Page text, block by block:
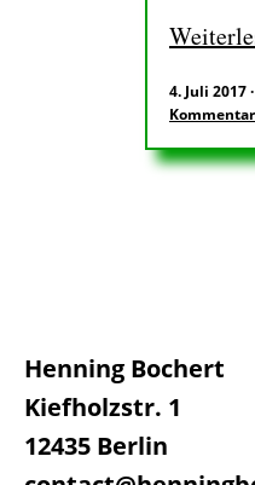
4. Juli 2017·
Henning Bochert
Kiefholzstr. 1
12435 Berlin